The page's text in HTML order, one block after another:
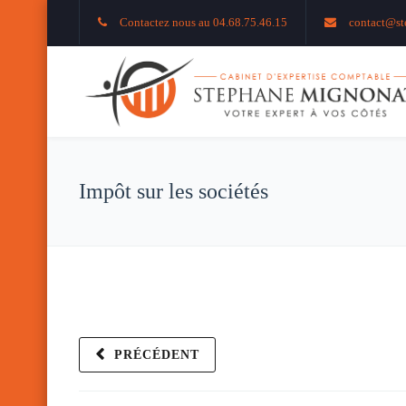
Contactez nous au 04.68.75.46.15
Impôt sur les sociétés
PRÉCÉDENT